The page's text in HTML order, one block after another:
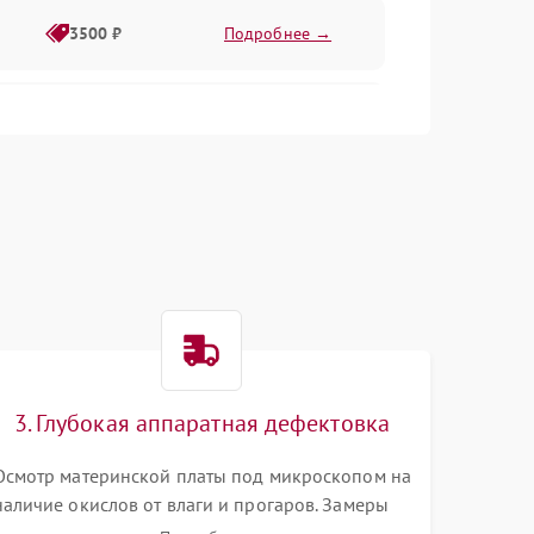
3500 ₽ Подробнее →
3000 ₽ Подробнее →
3. Глубокая аппаратная дефектовка
материнской платы под микроскопом на
окислов от влаги и прогаров. Замеры